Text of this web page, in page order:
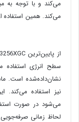
می‌کند و با توجه به
می‌کند. همین استفاده
سطح انرژی
لحاظ زمانی